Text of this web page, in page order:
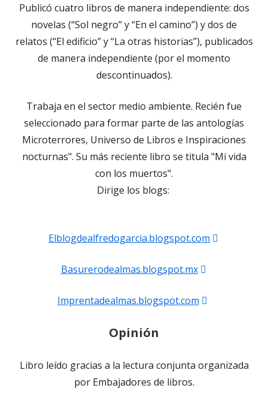
Publicó cuatro libros de manera independiente: dos
novelas (“Sol negro” y “En el camino”) y dos de
relatos (“El edificio” y “La otras historias”), publicados
de manera independiente (por el momento
descontinuados).
Trabaja en el sector medio ambiente. Recién fue
seleccionado para formar parte de las antologías
Microterrores, Universo de Libros e Inspiraciones
nocturnas". Su más reciente libro se titula "Mi vida
con los muertos".
Dirige los blogs:
Elblogdealfredogarcia.blogspot.com
Basurerodealmas.blogspot.mx
Imprentadealmas.blogspot.com
nueva
Opinión
Libro leído gracias a la lectura conjunta organizada
por Embajadores de libros.